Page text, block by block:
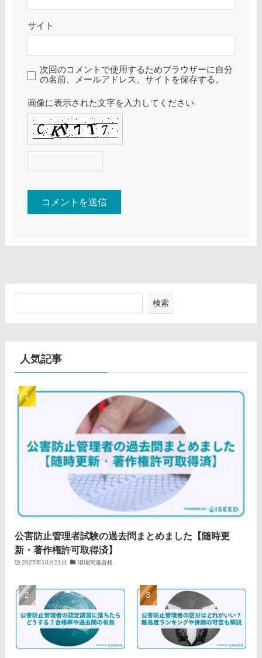
サイト
次回のコメントで使用するためブラウザーに自分
の名前、メールアドレス、サイトを保存する。
画像に表示された文字を入力してください
検索
人気記事
公害防止管理者試験の過去問まとめました【随時更
新・著作権許可取得済】
2025年10月21日 環境関連資格